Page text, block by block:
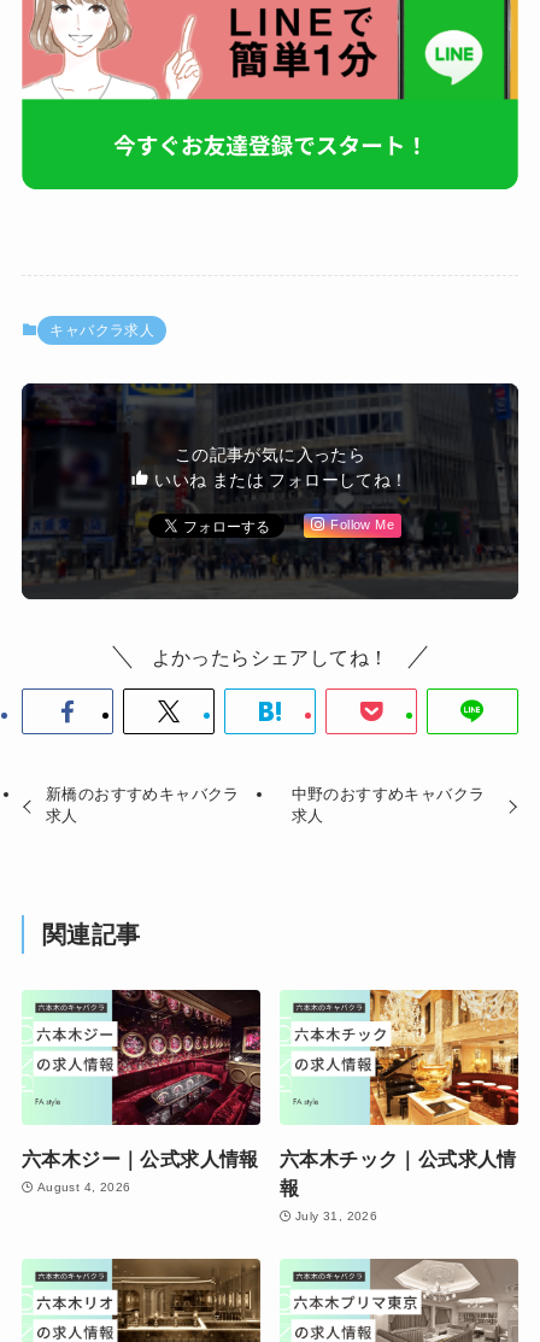
キャバクラ求人
この記事が気に入ったら
いいね または フォローしてね！
Follow Me
よかったらシェアしてね！
新橋のおすすめキャバクラ
求人
中野のおすすめキャバクラ
求人
関連記事
六本木ジー｜公式求人情報
August 4, 2026
六本木チック｜公式求人情
報
July 31, 2026